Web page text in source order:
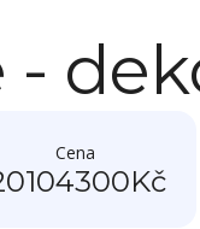
-
Cena
4300Kč